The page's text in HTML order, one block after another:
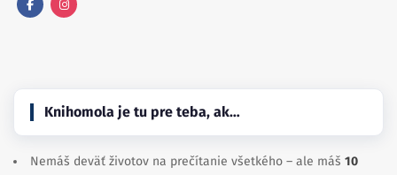
Knihomola je tu pre teba, ak…
Nemáš deväť životov na prečítanie všetkého – ale máš 10